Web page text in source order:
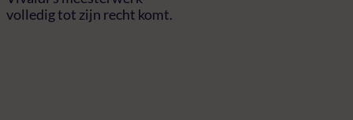
volledig tot zijn recht komt.